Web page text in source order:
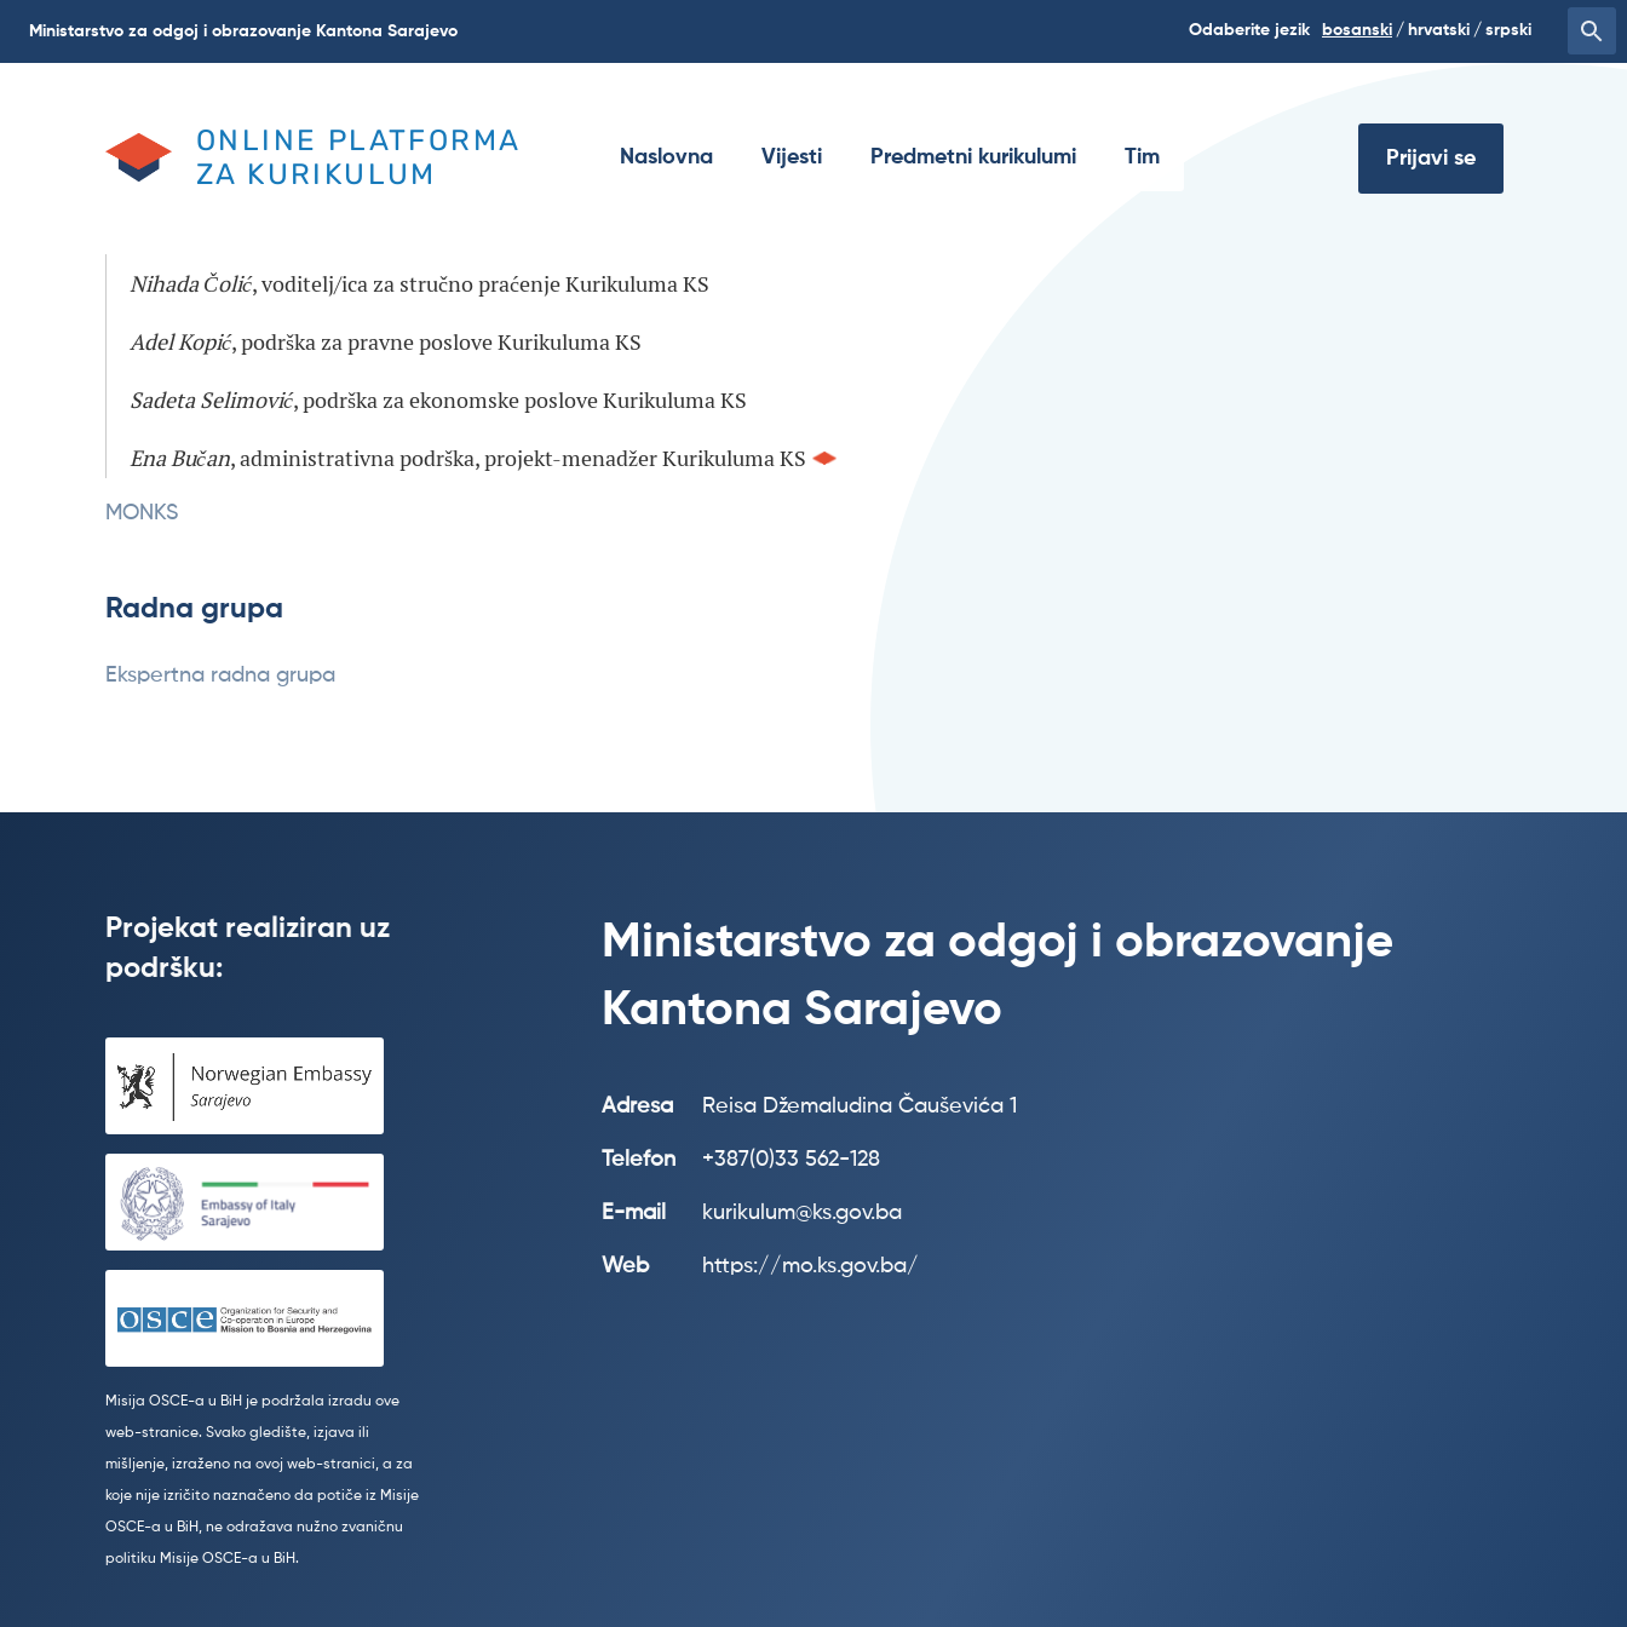
Ministarstvo za odgoj i obrazovanje Kantona Sarajevo Odaberite jezik bosanski hrvatski srpski
ONLINE PLATFORMA
ZA KURIKULUM
Naslovna Vijesti Predmetni kurikulumi Tim Prijavi se
Nihada Čolić, voditelj/ica za stručno praćenje Kurikuluma KS
Adel Kopić, podrška za pravne poslove Kurikuluma KS
Sadeta Selimović, podrška za ekonomske poslove Kurikuluma KS
Ena Bučan, administrativna podrška, projekt-menadžer Kurikuluma KS
MONKS
Radna grupa
Ekspertna radna grupa
Projekat realiziran uz
podršku:
Misija OSCE-a u BiH je podržala izradu ove
web-stranice. Svako gledište, izjava ili
mišljenje, izraženo na ovoj web-stranici, a za
koje nije izričito naznačeno da potiče iz Misije
OSCE-a u BiH, ne odražava nužno zvaničnu
politiku Misije OSCE-a u BiH.
Ministarstvo za odgoj i obrazovanje
Kantona Sarajevo
Adresa Reisa Džemaludina Čauševića 1
Telefon +387(0)33 562-128
E-mail kurikulum@ks.gov.ba
Web https://mo.ks.gov.ba/